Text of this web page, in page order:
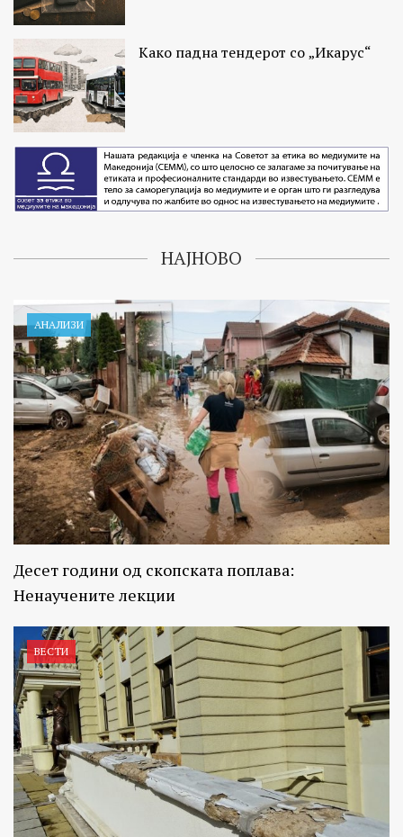
Како падна тендерот со „Икарус“
НАЈНОВО
АНАЛИЗИ
Десет години од скопската поплава:
Ненаучените лекции
ВЕСТИ